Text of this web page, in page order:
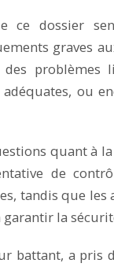
ce dossier
graves
problèmes
ou
quant à
de
tandis que
la
battant, a pris